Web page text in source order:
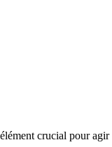
crucial pour agir